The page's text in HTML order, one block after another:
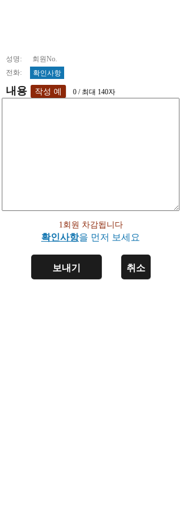
성명: 회원No.
전화:
확인사항
내용 0 / 최대 140자
1회원 차감됩니다
확인사항을 먼저 보세요